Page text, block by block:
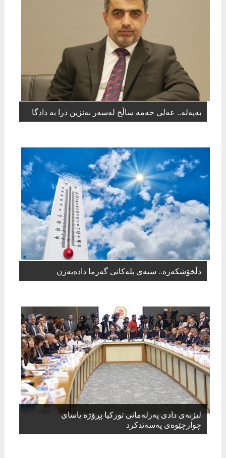
بەپەلە.. عەلی حەمە ساڵح لەسەر بەنزین درا بە دادگا
دڵخۆشکەرە.. سبەی پلەکانی گەرما دادەبەزن
لیژنه‌ی دادی په‌رله‌مانی توركیا پڕۆژه‌ یاسای
چوارچێوه‌ی په‌سه‌ندكرد